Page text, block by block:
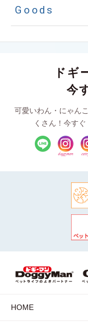
Goods
ドギ
今
可愛いわん・にゃん
くさん！今す
HOME